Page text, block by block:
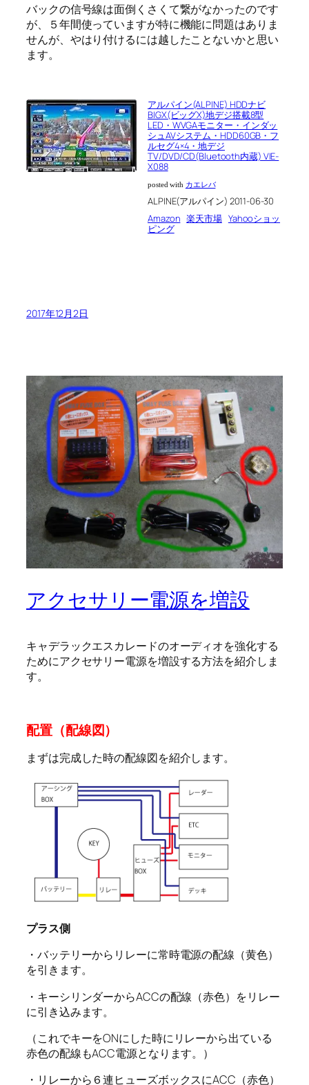
バックの信号線は面倒くさくて繋がなかったのです
が、５年間使っていますが特に機能に問題はありま
せんが、やはり付けるには越したことないかと思い
ます。
アルパイン(ALPINE) HDDナビ
BIGX(ビッグX)地デジ搭載8型
LED・WVGAモニター・インダッ
シュAVシステム・HDD60GB・フ
ルセグ4×4・地デジ
TV/DVD/CD(Bluetooth内蔵) VIE-
X088
posted with カエレバ
ALPINE(アルパイン) 2011-06-30
Amazon 楽天市場 Yahooショッ
ピング
2017年12月2日
アクセサリー電源を増設
キャデラックエスカレードのオーディオを強化する
ためにアクセサリー電源を増設する方法を紹介しま
す。
配置（配線図）
まずは完成した時の配線図を紹介します。
プラス側
・バッテリーからリレーに常時電源の配線（黄色）
を引きます。
・キーシリンダーからACCの配線（赤色）をリレー
に引き込みます。
（これでキーをONにした時にリレーから出ている
赤色の配線もACC電源となります。）
・リレーから６連ヒューズボックスにACC（赤色）